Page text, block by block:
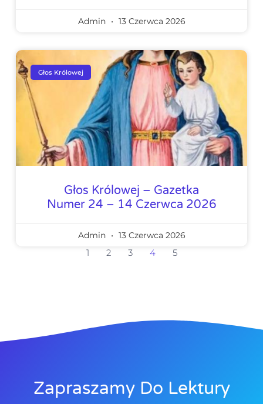
Admin 13 Czerwca 2026
Głos Królowej
Głos Królowej – Gazetka
Numer 24 – 14 Czerwca 2026
Admin 13 Czerwca 2026
1 2 3 4 5
Zapraszamy Do Lektury